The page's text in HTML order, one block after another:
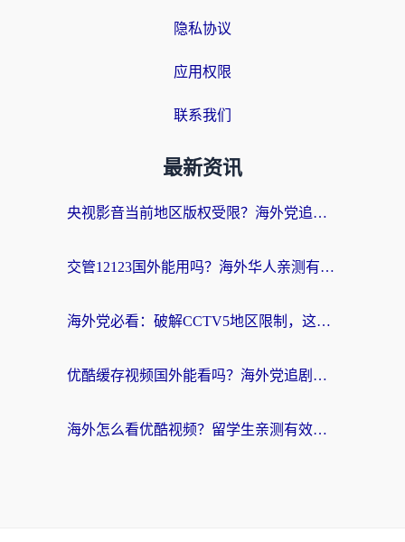
隐私协议
应用权限
联系我们
最新资讯
央视影音当前地区版权受限？海外党追剧看片的终极解决方案来了
交管12123国外能用吗？海外华人亲测有效的回国加速器选择指南
海外党必看：破解CCTV5地区限制，这样看欧洲杯奥运直播才够爽！
优酷缓存视频国外能看吗？海外党追剧看片的终极解决方案来了
海外怎么看优酷视频？留学生亲测有效的回国加速器选择指南